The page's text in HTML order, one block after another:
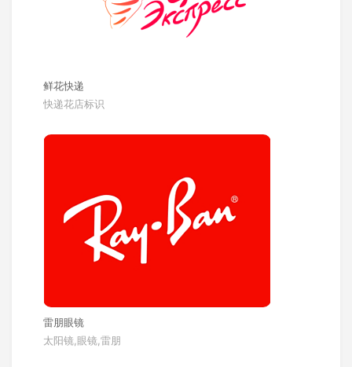
鲜花快递
快递花店标识
雷朋眼镜
太阳镜,眼镜,雷朋